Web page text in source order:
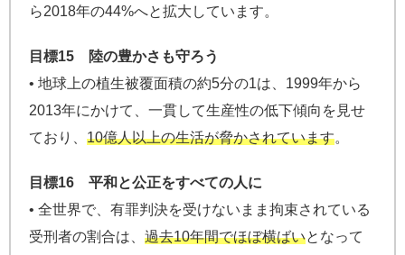
ら2018年の44%へと拡大しています。
目標15 陸の豊かさも守ろう
• 地球上の植生被覆面積の約5分の1は、1999年から
2013年にかけて、一貫して生産性の低下傾向を見せ
ており、 10億人以上の生活が脅かされています。
目標16 平和と公正をすべての人に
• 全世界で、有罪判決を受けないまま拘束されている
受刑者の割合は、 過去10年間でほぼ横ばいとなって